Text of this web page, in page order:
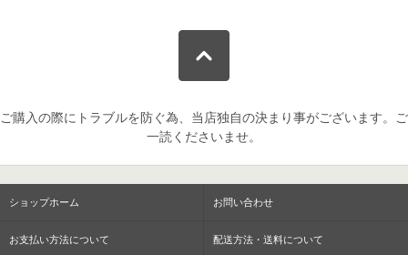
ご購入の際にトラブルを防ぐ為、当店独自の決まり事がございます。ご
一読くださいませ。
ショップホーム お問い合わせ
お支払い方法について 配送方法・送料について